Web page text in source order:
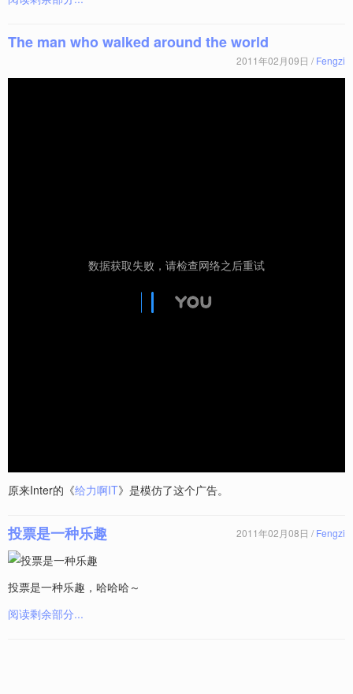
The man who walked around the world
2011年02月09日 / Fengzi
原来Inter的《给力啊IT》是模仿了这个广告。
投票是一种乐趣 2011年02月08日 / Fengzi
投票是一种乐趣，哈哈哈～
阅读剩余部分...